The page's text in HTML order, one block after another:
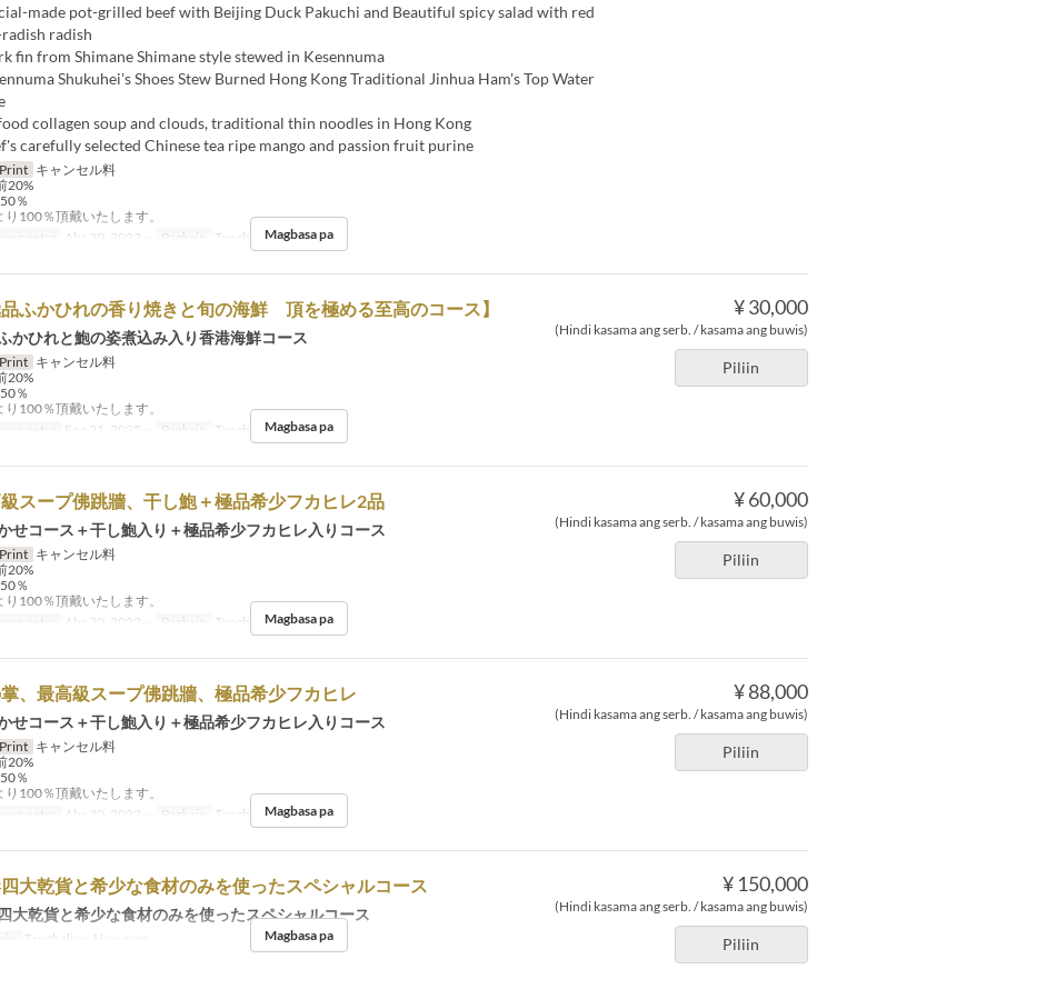
made pot-grilled beef with Beijing Duck Pakuchi and Beautiful spicy salad with red
radish
fin from Shimane Shimane style stewed in Kesennuma
Shukuhei's Shoes Stew Burned Hong Kong Traditional Jinhua Ham's Top Water
collagen soup and clouds, traditional thin noodles in Hong Kong
carefully selected Chinese tea ripe mango and passion fruit purine
キャンセル料
20%
％
り100％頂戴いたします。
petsa
Abr 30, 2022 ~ Pagkain Tanghalian, Hapunan
Magbasa pa
¥ 30,000
(Hindi kasama ang serb. / kasama ang buwis)
Piliin
品ふかひれの香り焼きと旬の海鮮 頂を極める至高のコース】
かひれと鮑の姿煮込み入り香港海鮮コース
キャンセル料
20%
％
り100％頂戴いたします。
petsa
Ene 21, 2025 ~ Pagkain Tanghalian, Hapunan
Magbasa pa
¥ 60,000
(Hindi kasama ang serb. / kasama ang buwis)
Piliin
スープ佛跳牆、干し鮑＋極品希少フカヒレ2品
せコース＋干し鮑入り＋極品希少フカヒレ入りコース
キャンセル料
20%
％
り100％頂戴いたします。
petsa
Abr 30, 2022 ~ Pagkain Tanghalian, Hapunan
Magbasa pa
¥ 88,000
(Hindi kasama ang serb. / kasama ang buwis)
Piliin
、最高級スープ佛跳牆、極品希少フカヒレ
せコース＋干し鮑入り＋極品希少フカヒレ入りコース
キャンセル料
20%
％
り100％頂戴いたします。
petsa
Abr 30, 2022 ~ Pagkain Tanghalian, Hapunan
Magbasa pa
¥ 150,000
(Hindi kasama ang serb. / kasama ang buwis)
Piliin
大乾貨と希少な食材のみを使ったスペシャルコース
大乾貨と希少な食材のみを使ったスペシャルコース
Tanghalian, Hapunan Magbasa pa